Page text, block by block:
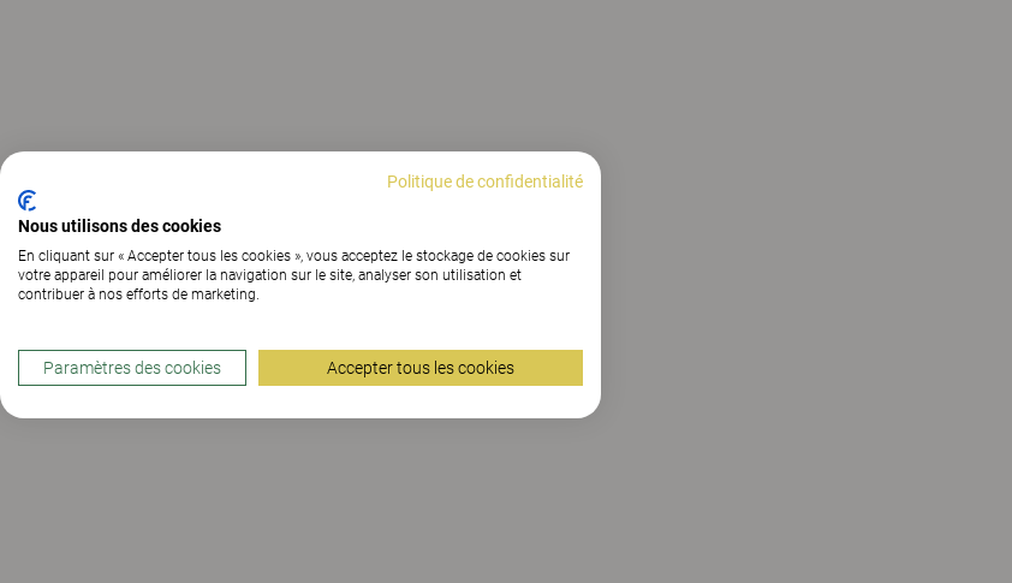
Politique de confidentialité
Nous utilisons des cookies
En cliquant sur « Accepter tous les cookies », vous acceptez le stockage de cookies sur
votre appareil pour améliorer la navigation sur le site, analyser son utilisation et
contribuer à nos efforts de marketing.
Paramètres des cookies Accepter tous les cookies